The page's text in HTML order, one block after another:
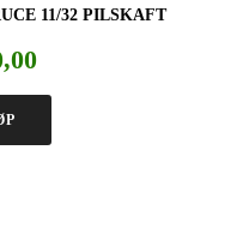
11/32 PILSKAFT